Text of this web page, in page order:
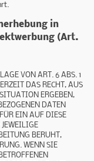
in
(Art.
VON ART. 6 ABS. 1
DAS RECHT, AUS
ERGEBEN,
DATEN
EIN AUF DIESE
BERUHT,
WENN SIE